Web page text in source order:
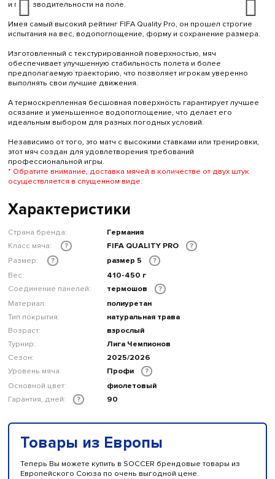
и производительности на поле.
Имея самый высокий рейтинг FIFA Quality Pro, он прошел строгие
испытания на вес, водопоглощение, форму и сохранение размера.
Изготовленный с текстурированной поверхностью, мяч
обеспечивает улучшенную стабильность полета и более
предполагаемую траекторию, что позволяет игрокам уверенно
выполнять свои лучшие движения.
А термоскрепленная бесшовная поверхность гарантирует лучшее
осязание и уменьшенное водопоглощение, что делает его
идеальным выбором для разных погодных условий.
Независимо от того, это матч с высокими ставками или тренировки,
этот мяч создан для удовлетворения требований
профессиональной игры.
* Обратите внимание, доставка мячей в количестве от двух штук
осуществляется в спущенном виде.
Характеристики
Страна бренда:
Германия
Класс мяча:
? FIFA QUALITY PRO
?
Размер:
? размер 5
?
Вес:
410-450 г
Соединение панелей:
термошов
?
Материал:
полиуретан
Тип покрытия:
натуральная трава
Возраст:
взрослый
Турнир:
Лига Чемпионов
Сезон:
2025/2026
Уровень мяча:
Профи
?
Основной цвет:
фиолетовый
Гарантия, дней:
? 90
Товары из Европы
Теперь Вы можете купить в SOCCER брендовые товары из
Европейского Союза по очень выгодной цене.